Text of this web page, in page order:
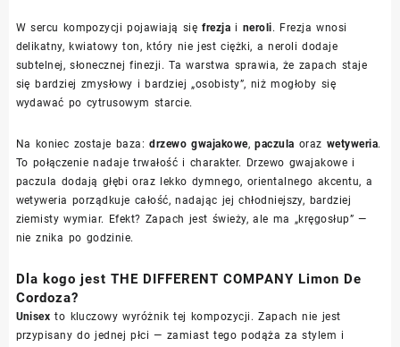
W sercu kompozycji pojawiają sięfrezja i neroli. Frezja wnosi
delikatny, kwiatowy ton, który nie jest ciężki, a neroli dodaje
subtelnej, słonecznej finezji. Ta warstwa sprawia, że zapach staje
się bardziej zmysłowy i bardziej „osobisty”, niż mogłoby się
wydawać po cytrusowym starcie.
Na koniec zostaje baza:drzewo gwajakowe,paczula oraz wetyweria.
To połączenie nadaje trwałość i charakter. Drzewo gwajakowe i
paczula dodają głębi oraz lekko dymnego, orientalnego akcentu, a
wetyweria porządkuje całość, nadając jej chłodniejszy, bardziej
ziemisty wymiar. Efekt? Zapach jest świeży, ale ma „kręgosłup” —
nie znika po godzinie.
Dla kogo jest THE DIFFERENT COMPANY Limon De
Cordoza?
Unisex to kluczowy wyróżnik tej kompozycji. Zapach nie jest
przypisany do jednej płci — zamiast tego podąża za stylem i